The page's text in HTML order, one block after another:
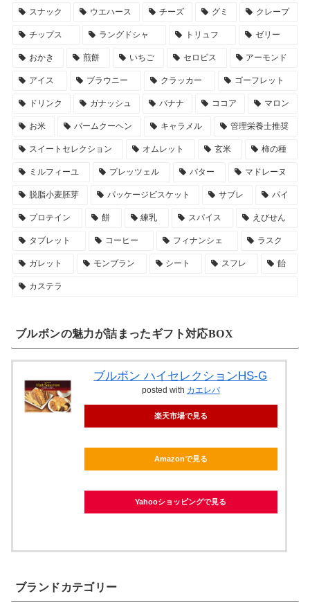
スナック ウエハース チーズ グミ クレープ
チップス ラングドシャ トリュフ ゼリー
おかき 煎餅 いちご セロビス アーモンド
アイス ブラウニー クラッカー ゴーフレット
ドリンク ガナッシュ バナナ ココア マロン
お米 バームクーヘン キャラメル 管理栄養士推奨
スイートセレクション オムレット 玄米 柿の種
ミルフィーユ プレッツェル バター マドレーヌ
脱脂小麦胚芽 パッケージビスケット サブレ パイ
プロテイン 餅 練乳 スパイス えびせん
タブレット コーヒー フィナンシェ ラスク
ガレット モンブラン シート スフレ 飴
カステラ
ブルボンの魅力が詰まったギフト対応BOX
ブルボン ハイセレクションHS-G
posted with カエレバ
楽天市場で見る
Amazonで見る
Yahooショッピングで見る
ブランドカテゴリー